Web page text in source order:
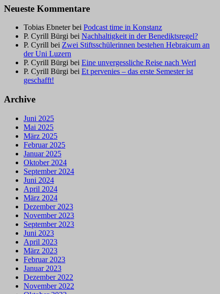
Neueste Kommentare
Tobias Ebneterbei Podcast time in Konstanz
P. Cyrill Bürgi bei Nachhaltigkeit in der Benediktsregel?
P. Cyrill bei Zwei Stiftsschülerinnen bestehen Hebraicum an
der Uni Luzern
P. Cyrill Bürgi bei Eine unvergessliche Reise nach Werl
P. Cyrill Bürgi bei Et pervenies – das erste Semester ist
geschafft!
Archive
Juni 2025
Mai 2025
März 2025
Februar 2025
Januar 2025
Oktober 2024
September 2024
Juni 2024
April 2024
März 2024
Dezember 2023
November 2023
September 2023
Juni 2023
April 2023
März 2023
Februar 2023
Januar 2023
Dezember 2022
November 2022